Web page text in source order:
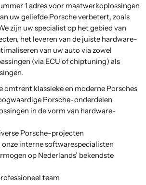
1 adres voor maatwerkoplossingen
uw geliefde Porsche verbetert, zoals
zijn uw specialist op het gebied van
het leveren van de juiste hardware-
van uw auto via zowel
(via ECU of chiptuning) als
omtrent klassieke en moderne Porsches
Porsche-onderdelen
in de vorm van hardware-
Porsche-projecten
interne softwarespecialisten
op Nederlands’ bekendste
team